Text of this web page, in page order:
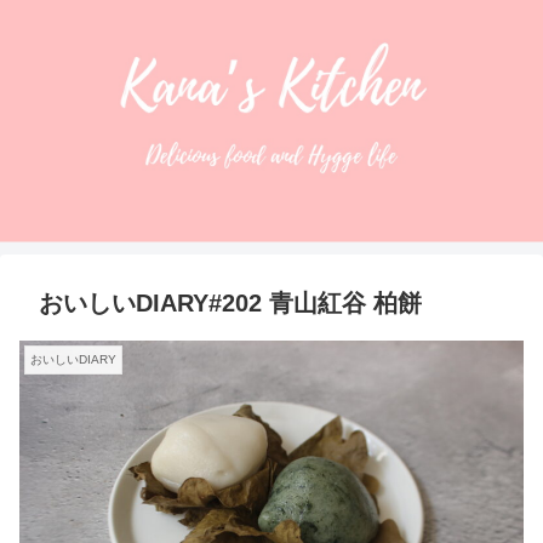
おいしいDIARY#202 青山紅谷 柏餅
おいしいDIARY